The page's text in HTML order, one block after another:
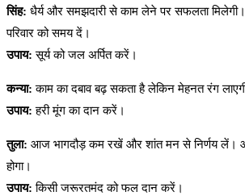
सिंह: धैर्य और समझदारी से काम लेने पर सफलता
परिवार को समय दें।
उपाय:सूर्य को जल अर्पित करें।
कन्या:काम का दबाव बढ़ सकता है लेकिन मेहनत रंग
उपाय: हरी मूंग का दान करें।
तुला: आज भागदौड़ कम रखें और शांत मन से निर्णय लें।
होगा।
उपाय: किसी जरूरतमंद को फल दान करें।